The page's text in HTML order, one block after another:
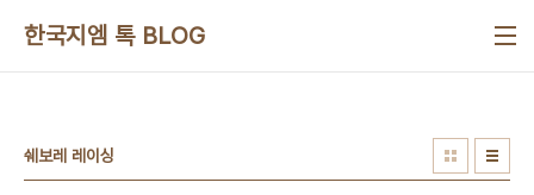
한국지엠 톡 BLOG
쉐보레 레이싱